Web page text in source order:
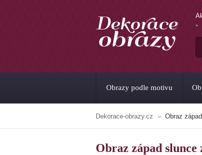
Obrazy podle motivu
Dekorace-obrazy.cz Obraz
Obraz západ slunce